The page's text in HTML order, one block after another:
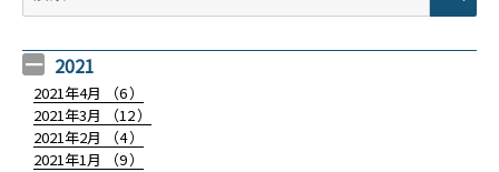
2021
2021年4月 （6）
2021年3月 （12）
2021年2月 （4）
2021年1月 （9）